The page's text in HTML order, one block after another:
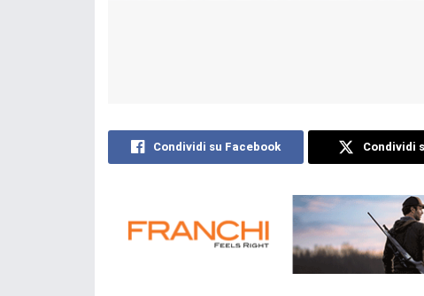
Condividi su Facebook Condividi